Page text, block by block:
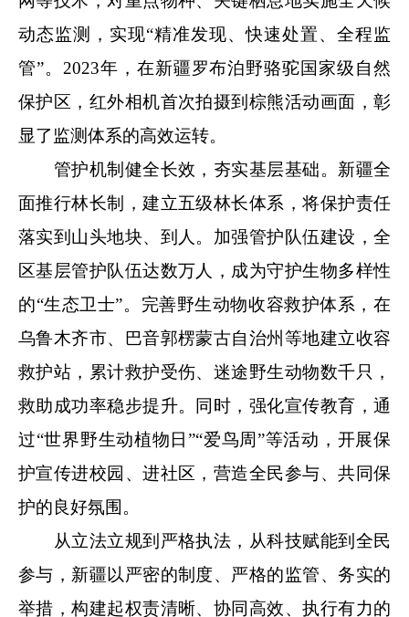
动态监测，实现“精准发现、快速处置、全程监
管”。2023年，在新疆罗布泊野骆驼国家级自然
保护区，红外相机首次拍摄到棕熊活动画面，彰
显了监测体系的高效运转。
管护机制健全长效，夯实基层基础。新疆全
面推行林长制，建立五级林长体系，将保护责任
落实到山头地块、到人。加强管护队伍建设，全
区基层管护队伍达数万人，成为守护生物多样性
的“生态卫士”。完善野生动物收容救护体系，在
乌鲁木齐市、巴音郭楞蒙古自治州等地建立收容
救护站，累计救护受伤、迷途野生动物数千只，
救助成功率稳步提升。同时，强化宣传教育，通
过“世界野生动植物日”“爱鸟周”等活动，开展保
护宣传进校园、进社区，营造全民参与、共同保
护的良好氛围。
从立法立规到严格执法，从科技赋能到全民
参与，新疆以严密的制度、严格的监管、务实的
举措，构建起权责清晰、协同高效、执行有力的